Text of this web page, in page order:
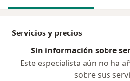
Servicios y precios
Sin información sobre
Este especialista aún no ha
sobre sus